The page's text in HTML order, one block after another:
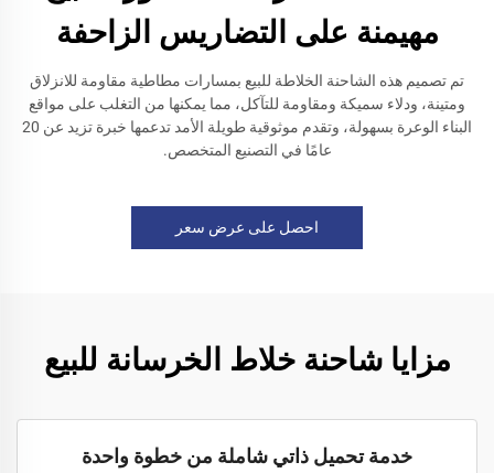
مهيمنة على التضاريس الزاحفة
تم تصميم هذه الشاحنة الخلاطة للبيع بمسارات مطاطية مقاومة للانزلاق
ومتينة، ودلاء سميكة ومقاومة للتآكل، مما يمكنها من التغلب على مواقع
البناء الوعرة بسهولة، وتقدم موثوقية طويلة الأمد تدعمها خبرة تزيد عن 20
عامًا في التصنيع المتخصص.
احصل على عرض سعر
مزايا شاحنة خلاط الخرسانة للبيع
خدمة تحميل ذاتي شاملة من خطوة واحدة